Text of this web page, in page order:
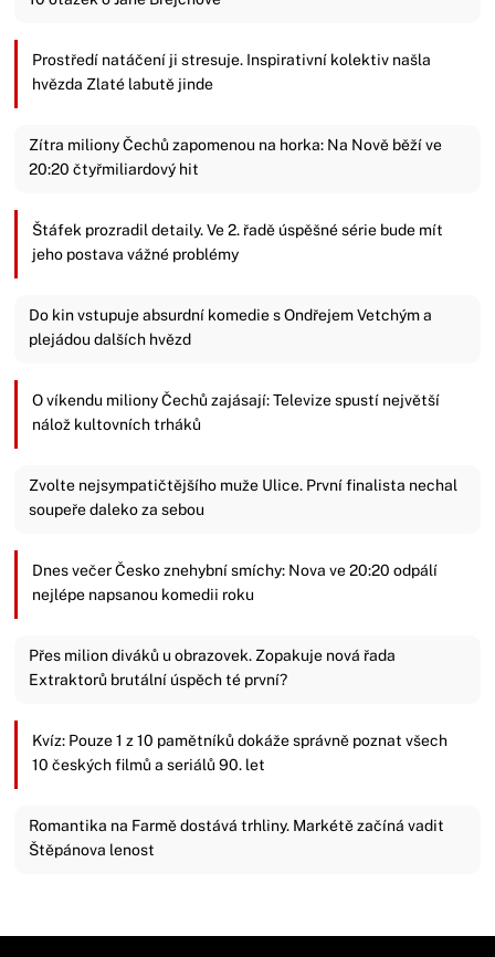
Prostředí natáčení ji stresuje. Inspirativní kolektiv našla
hvězda Zlaté labutě jinde
Zítra miliony Čechů zapomenou na horka: Na Nově běží ve
20:20 čtyřmiliardový hit
Štáfek prozradil detaily. Ve 2. řadě úspěšné série bude mít
jeho postava vážné problémy
Do kin vstupuje absurdní komedie s Ondřejem Vetchým a
plejádou dalších hvězd
O víkendu miliony Čechů zajásají: Televize spustí největší
nálož kultovních trháků
Zvolte nejsympatičtějšího muže Ulice. První finalista nechal
soupeře daleko za sebou
Dnes večer Česko znehybní smíchy: Nova ve 20:20 odpálí
nejlépe napsanou komedii roku
Přes milion diváků u obrazovek. Zopakuje nová řada
Extraktorů brutální úspěch té první?
Kvíz: Pouze 1 z 10 pamětníků dokáže správně poznat všech
10 českých filmů a seriálů 90. let
Romantika na Farmě dostává trhliny. Markétě začíná vadit
Štěpánova lenost